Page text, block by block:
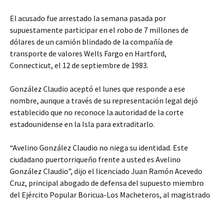
El acusado fue arrestado la semana pasada por
supuestamente participar en el robo de 7 millones de
dólares de un camión blindado de la compañía de
transporte de valores Wells Fargo en Hartford,
Connecticut, el 12 de septiembre de 1983.
González Claudio aceptó el lunes que responde a ese
nombre, aunque a través de su representación legal dejó
establecido que no reconoce la autoridad de la corte
estadounidense en la Isla para extraditarlo.
“Avelino González Claudio no niega su identidad. Este
ciudadano puertorriqueño frente a usted es Avelino
González Claudio”, dijo el licenciado Juan Ramón Acevedo
Cruz, principal abogado de defensa del supuesto miembro
del Ejército Popular Boricua-Los Macheteros, al magistrado